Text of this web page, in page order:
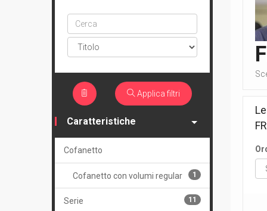
Cerca
ptype
Applica filtri
Caratteristiche
Cofanetto
Cofanetto con volumi regular 1
Serie 11